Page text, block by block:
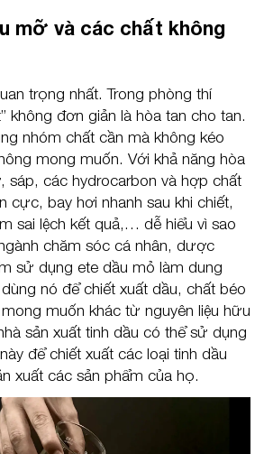
mỡ và các chất không
trọng nhất. Trong phòng thí
không đơn giản là hòa tan cho tan.
nhóm chất cần mà không kéo
mong muốn. Với khả năng hòa
sáp, các hydrocarbon và hợp chất
cực, bay hơi nhanh sau khi chiết,
sai lệch kết quả,… dễ hiểu vì sao
chăm sóc cá nhân, dược
sử dụng ete dầu mỏ làm dung
nó để chiết xuất dầu, chất béo
muốn khác từ nguyên liệu hữu
sản xuất tinh dầu có thể sử dụng
để chiết xuất các loại tinh dầu
xuất các sản phẩm của họ.